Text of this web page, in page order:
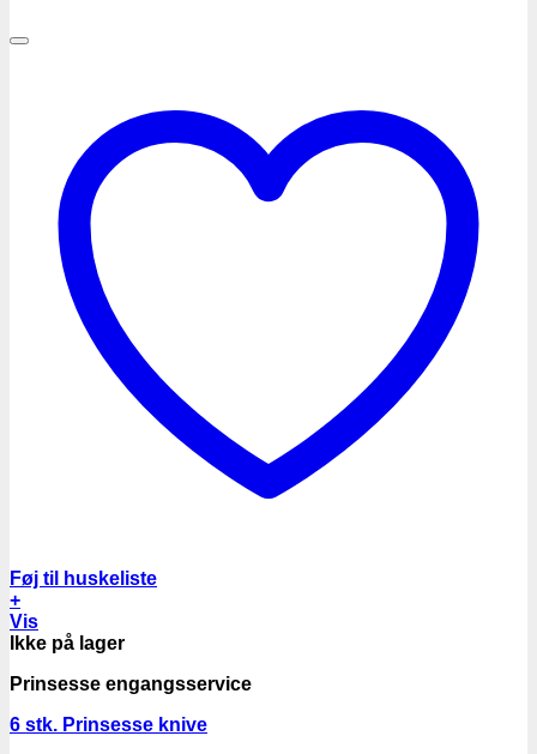
Føj til huskeliste
+
Vis
Ikke på lager
Prinsesse engangsservice
6 stk. Prinsesse knive